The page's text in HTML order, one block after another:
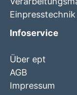
Einpresstechnik
Infoservice
Über ept
AGB
Impressum